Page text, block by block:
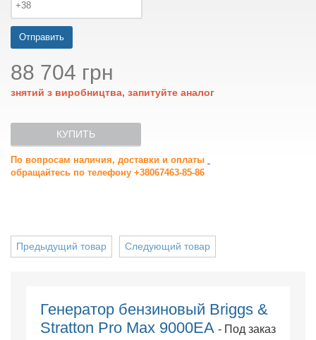
Отправить
88 704 грн
знятий з виробництва, запитуйте аналог
КУПИТЬ
По вопросам наличия, доставки и оплаты
обращайтесь по телефону +38067463-85-86
Следующий товар
Предыдущий товар
Генератор бензиновый Briggs &
Stratton Pro Max 9000EA - Под заказ